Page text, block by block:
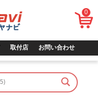
0
取付店 お問い合わせ